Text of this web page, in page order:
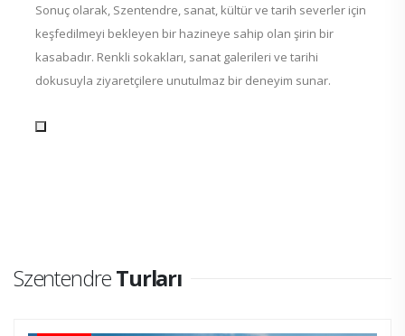
Sonuç olarak, Szentendre, sanat, kültür ve tarih severler için
keşfedilmeyi bekleyen bir hazineye sahip olan şirin bir
kasabadır. Renkli sokakları, sanat galerileri ve tarihi
dokusuyla ziyaretçilere unutulmaz bir deneyim sunar.
SzentendreTurları